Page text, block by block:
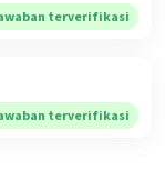
terverifikasi
terverifikasi